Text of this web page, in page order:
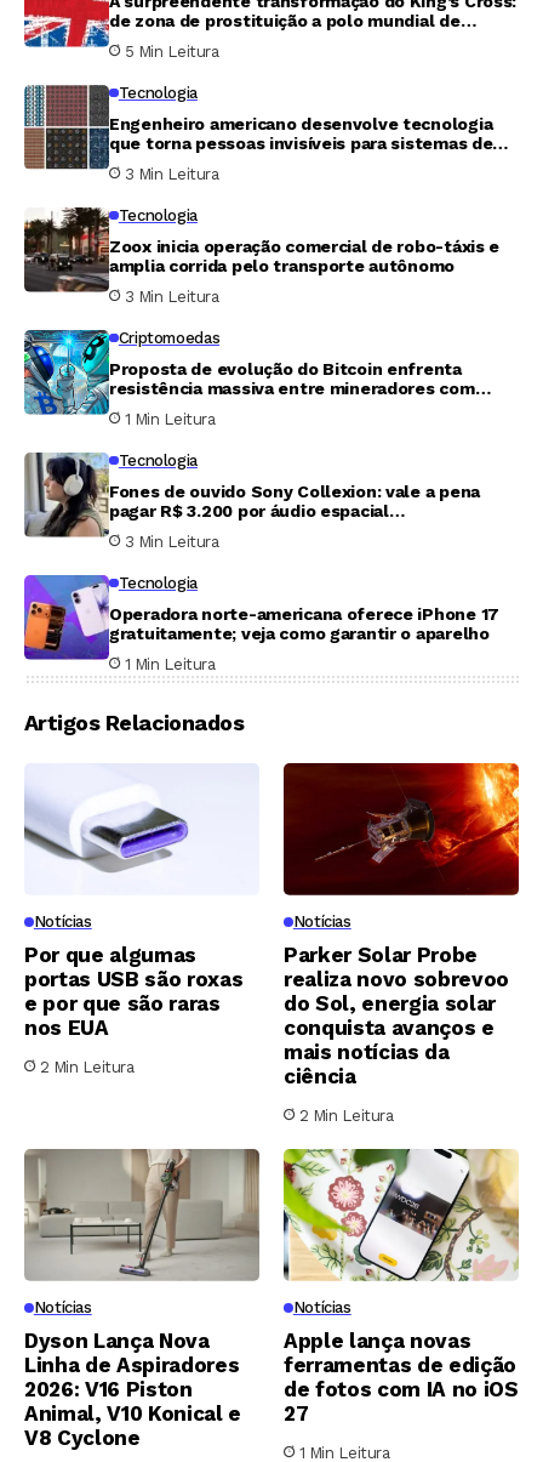
de zona de prostituição a polo mundial de
inteligência artificial
5 Min Leitura
Tecnologia
Engenheiro americano desenvolve tecnologia
que torna pessoas invisíveis para sistemas de
vigilância
3 Min Leitura
Tecnologia
Zoox inicia operação comercial de robo-táxis e
amplia corrida pelo transporte autônomo
3 Min Leitura
Criptomoedas
Proposta de evolução do Bitcoin enfrenta
resistência massiva entre mineradores com
adesão de apenas 3%
1 Min Leitura
Tecnologia
Fones de ouvido Sony Collexion: vale a pena
pagar R$ 3.200 por áudio espacial
revolucionário?
3 Min Leitura
Tecnologia
Operadora norte-americana oferece iPhone 17
gratuitamente; veja como garantir o aparelho
1 Min Leitura
Artigos Relacionados
Notícias
Por que algumas
portas USB são roxas
e por que são raras
nos EUA
2 Min Leitura
Notícias
Parker Solar Probe
realiza novo sobrevoo
do Sol, energia solar
conquista avanços e
mais notícias da
ciência
2 Min Leitura
Notícias
Dyson Lança Nova
Linha de Aspiradores
2026: V16 Piston
Animal, V10 Konical e
V8 Cyclone
Notícias
Apple lança novas
ferramentas de edição
de fotos com IA no iOS
27
1 Min Leitura